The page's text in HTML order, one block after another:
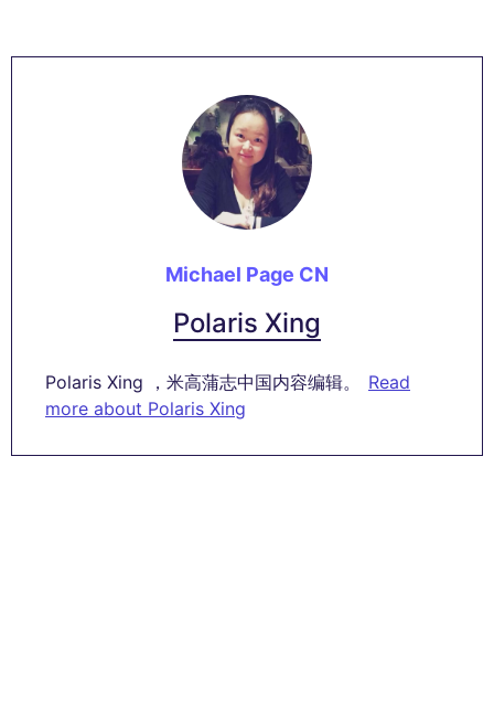
Michael Page CN
Polaris Xing
Polaris Xing ，米高蒲志中国内容编辑。
Read
more about Polaris Xing